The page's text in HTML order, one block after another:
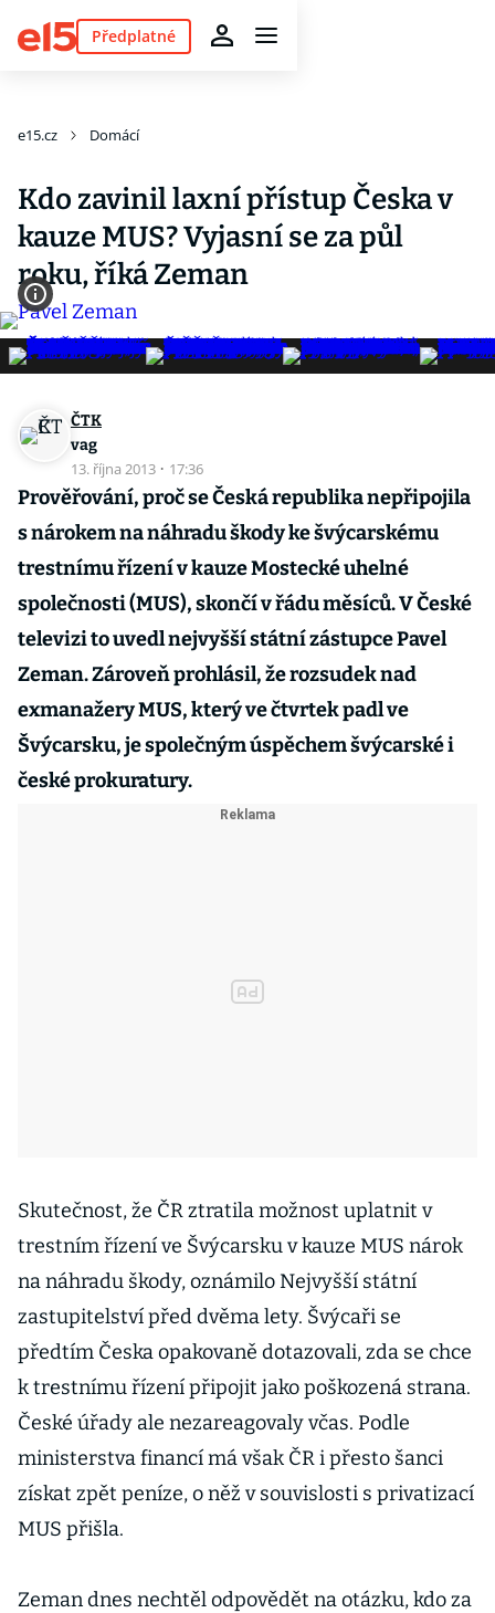
Předplatné
e15.cz Domácí
Kdo zavinil laxní přístup Česka v
kauze MUS? Vyjasní se za půl
roku, říká Zeman
ČTK
vag
13. října 2013 · 17:36
Prověřování, proč se Česká republika nepřipojila
s nárokem na náhradu škody ke švýcarskému
trestnímu řízení v kauze Mostecké uhelné
společnosti (MUS), skončí v řádu měsíců. V České
televizi to uvedl nejvyšší státní zástupce Pavel
Zeman. Zároveň prohlásil, že rozsudek nad
exmanažery MUS, který ve čtvrtek padl ve
Švýcarsku, je společným úspěchem švýcarské i
české prokuratury.
Skutečnost, že ČR ztratila možnost uplatnit v
trestním řízení ve Švýcarsku v kauze MUS nárok
na náhradu škody, oznámilo Nejvyšší státní
zastupitelství před dvěma lety. Švýcaři se
předtím Česka opakovaně dotazovali, zda se chce
k trestnímu řízení připojit jako poškozená strana.
České úřady ale nezareagovaly včas. Podle
ministerstva financí má však ČR i přesto šanci
získat zpět peníze, o něž v souvislosti s privatizací
MUS přišla.
Zeman dnes nechtěl odpovědět na otázku, kdo za